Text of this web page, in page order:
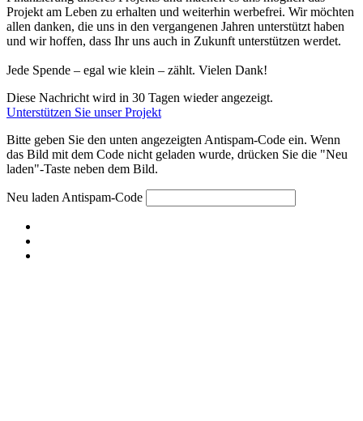
Projekt am Leben zu erhalten und weiterhin werbefrei. Wir möchten
allen danken, die uns in den vergangenen Jahren unterstützt haben
und wir hoffen, dass Ihr uns auch in Zukunft unterstützen werdet.
Jede Spende – egal wie klein – zählt. Vielen Dank!
Diese Nachricht wird in 30 Tagen wieder angezeigt.
Unterstützen Sie unser Projekt
Bitte geben Sie den unten angezeigten Antispam-Code ein. Wenn
das Bild mit dem Code nicht geladen wurde, drücken Sie die "Neu
laden"-Taste neben dem Bild.
Neu laden Antispam-Code